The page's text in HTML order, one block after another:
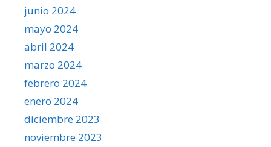
junio 2024
mayo 2024
abril 2024
marzo 2024
febrero 2024
enero 2024
diciembre 2023
noviembre 2023